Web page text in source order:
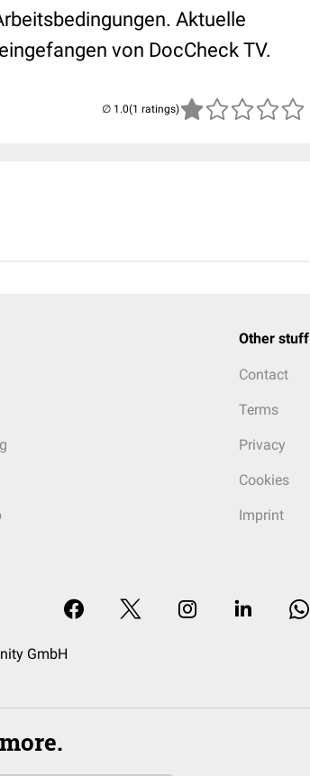
Aktuelle
von DocCheck TV.
(1 ratings)
Other stuff
Contact
Terms
Privacy
Cookies
Imprint
GmbH